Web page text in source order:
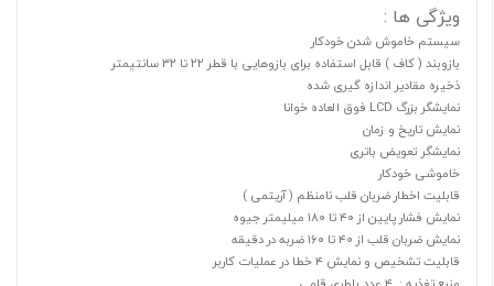
ویژگی ها :
سیستم خاموش شدن خودکار
بازوبند ( کاف ) قابل استفاده برای بازوهایی با قطر ۲۲ تا ۳۲ سانتیمتر
ذخیره مقادیر اندازه گیری شده
نمایشگر بزرگ LCD فوق العاده خوانا
نمایش تاریخ و زمان
نمایشگر تعویض باتری
خاموشی خودکار
قابلیت اخطار ضربان قلب نامنظم ( آریتمی )
نمایش فشار پایین از ۴۰ تا ۱۸۰ میلیمتر جیوه
نمایش ضربان قلب از ۴۰ تا ۱۶۰ ضربه در دقیقه
قابلیت تشخیص و نمایش ۴ خطا در عملیات کاربر